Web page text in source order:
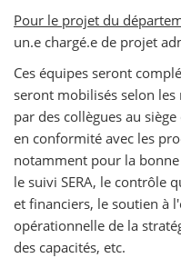
Pour le projet du
un.e chargé.e de projet
Ces équipes seront
seront mobilisés selon les
par des collègues au
en conformité avec les
notamment pour la
le suivi SERA, le contrôle
et financiers, le soutien à
opérationnelle de la
des capacités, etc.